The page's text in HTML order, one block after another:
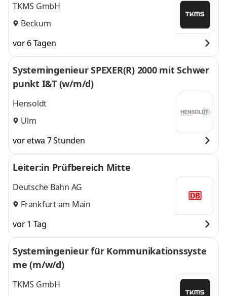
TKMS GmbH
Beckum
vor 6 Tagen
Systemingenieur SPEXER(R) 2000 mit Schwer
punkt I&T (w/m/d)
Hensoldt
Ulm
vor etwa 7 Stunden
Leiter:in Prüfbereich Mitte
Deutsche Bahn AG
Frankfurt am Main
vor 1 Tag
Systemingenieur für Kommunikationssyste
me (m/w/d)
TKMS GmbH